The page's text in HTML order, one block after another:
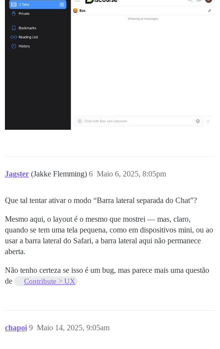
Jagster (Jakke Flemming) Maio 6, 2025, 8:05pm
6
Que tal tentar ativar o modo “Barra lateral separada do Chat”?
Mesmo aqui, o layout é o mesmo que mostrei — mas, claro,
quando se tem uma tela pequena, como em dispositivos mini, ou ao
usar a barra lateral do Safari, a barra lateral aqui não permanece
aberta.
Não tenho certeza se isso é um bug, mas parece mais uma questão
de
Contribute > UX
chapoi Maio 14, 2025, 9:05am
9